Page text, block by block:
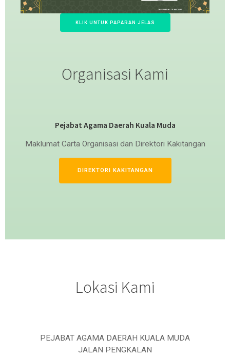
KLIK UNTUK PAPARAN JELAS
Organisasi Kami
Pejabat Agama Daerah Kuala Muda
Maklumat Carta Organisasi dan Direktori Kakitangan
DIREKTORI KAKITANGAN
Lokasi Kami
PEJABAT AGAMA DAERAH KUALA MUDA
JALAN PENGKALAN